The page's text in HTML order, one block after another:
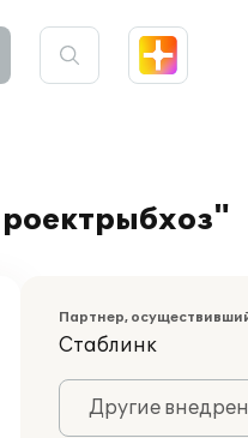
Партнер,
Стаблинк
Другие